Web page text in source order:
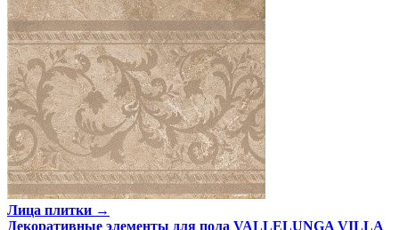
Лица плитки →
Декоративные элементы для пола VALLELUNGA VILLA